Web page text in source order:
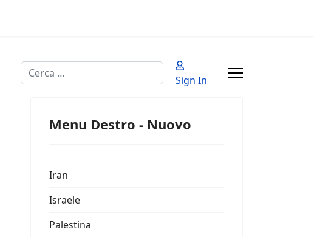
Cerca
Sign In
Menu Destro - Nuovo
Iran
Israele
Palestina